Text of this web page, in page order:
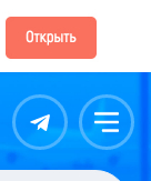
Контакты Меню